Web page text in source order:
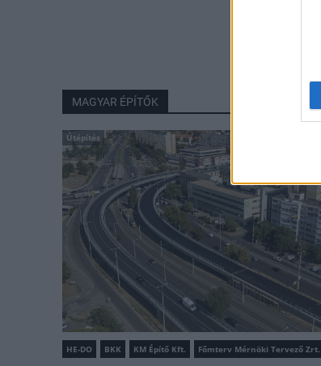
MAGYAR ÉPÍTŐK
Útépítés
HE-DO BKK KM Építő Kft. Főmterv Mérnöki Tervező Zrt.